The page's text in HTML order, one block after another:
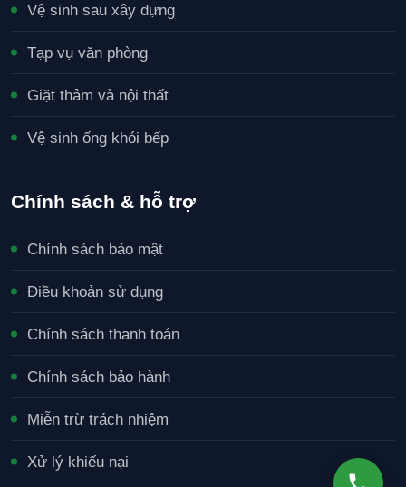
Vệ sinh sau xây dựng
Tạp vụ văn phòng
Giặt thảm và nội thất
Vệ sinh ống khói bếp
Chính sách & hỗ trợ
Chính sách bảo mật
Điều khoản sử dụng
Chính sách thanh toán
Chính sách bảo hành
Miễn trừ trách nhiệm
Xử lý khiếu nại